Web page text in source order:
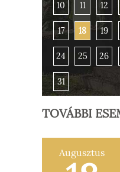
10 11 12
17 18 19
24 25 26
31
TOVÁBBI
Augusztus